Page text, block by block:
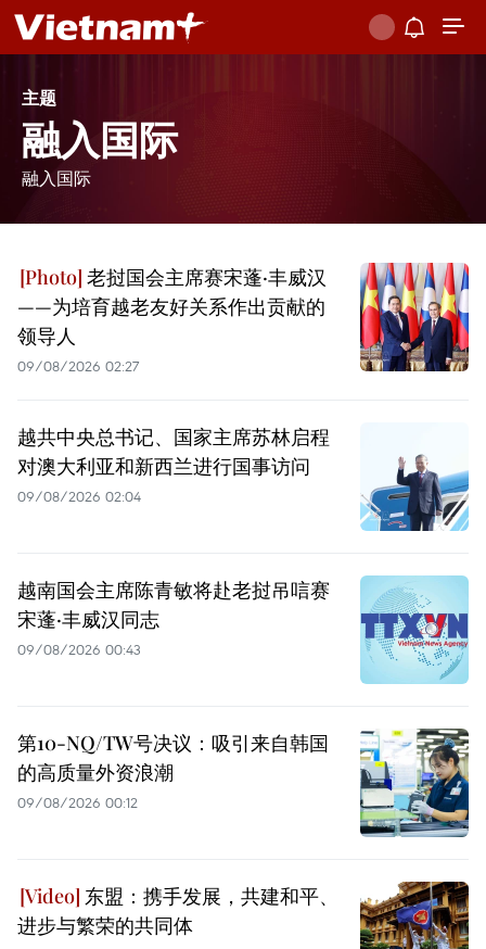
主题
融入国际
融入国际
老挝国会主席赛宋蓬·丰威汉
——为培育越老友好关系作出贡献的
领导人
09/08/2026 02:27
越共中央总书记、国家主席苏林启程
对澳大利亚和新西兰进行国事访问
09/08/2026 02:04
越南国会主席陈青敏将赴老挝吊唁赛
宋蓬·丰威汉同志
09/08/2026 00:43
第10-NQ/TW号决议：吸引来自韩国
的高质量外资浪潮
09/08/2026 00:12
东盟：携手发展，共建和平、
进步与繁荣的共同体